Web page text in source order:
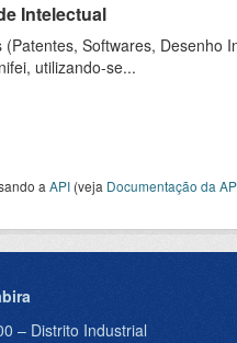
Intelectual
Softwares, Desenho
utilizando-se...
a API (veja Documentação da
– Distrito Industrial